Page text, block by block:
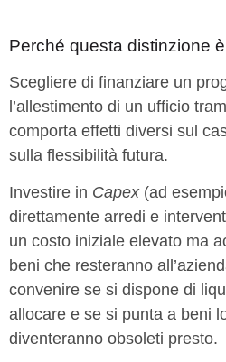
Perché questa distinzione
Scegliere di finanziare un
l’allestimento di un ufficio
comporta effetti diversi sul
sulla flessibilità futura.
Investire in Capex(ad
direttamente arredi e
un costo iniziale elevato ma
beni che resteranno
convenire se si dispone di
allocare e se si punta a beni
diventeranno obsoleti presto.